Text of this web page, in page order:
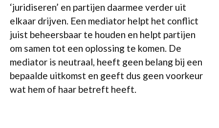
‘juridiseren’ en partijen daarmee verder uit
elkaar drijven. Een mediator helpt het conflict
juist beheersbaar te houden en helpt partijen
om samen tot een oplossing te komen. De
mediator is neutraal, heeft geen belang bij een
bepaalde uitkomst en geeft dus geen voorkeur
wat hem of haar betreft heeft.